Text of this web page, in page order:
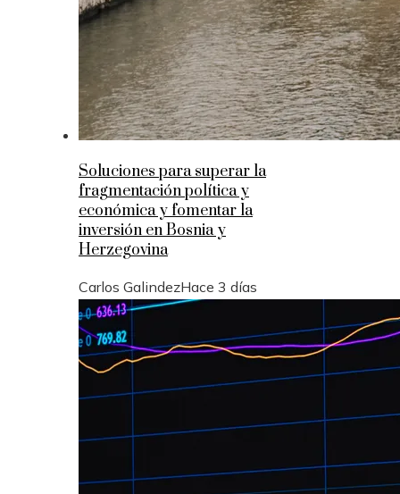
Soluciones para superar la
fragmentación política y
económica y fomentar la
inversión en Bosnia y
Herzegovina
Carlos GalindezHace 3 días